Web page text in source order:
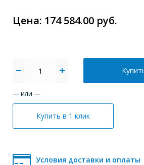
Цена: 174 584.00 руб.
— или —
Купить в 1 клик
Условия доставки и оплаты